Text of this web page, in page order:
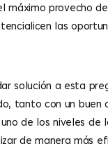
provecho
las
solución a esta
tanto con un buen
de los niveles de
de manera más